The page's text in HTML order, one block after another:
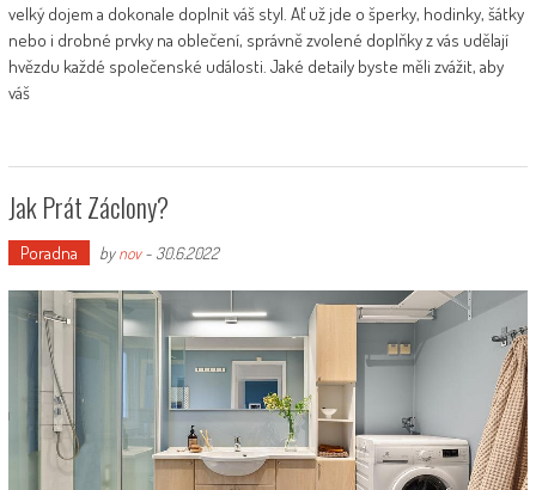
velký dojem a dokonale doplnit váš styl. Ať už jde o šperky, hodinky, šátky
nebo i drobné prvky na oblečení, správně zvolené doplňky z vás udělají
hvězdu každé společenské události. Jaké detaily byste měli zvážit, aby
váš
Jak Prát Záclony?
Poradna bynov- 30.6.2022